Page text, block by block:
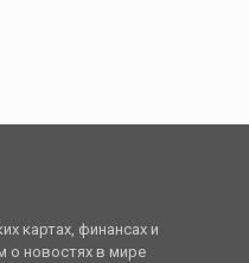
картах, финансах и
о новостях в мире